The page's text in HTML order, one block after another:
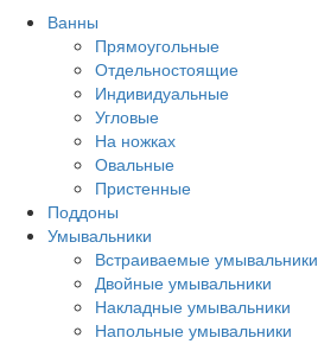
Ванны
Прямоугольные
Отдельностоящие
Индивидуальные
Угловые
На ножках
Овальные
Пристенные
Поддоны
Умывальники
Встраиваемые умывальники
Двойные умывальники
Накладные умывальники
Напольные умывальники